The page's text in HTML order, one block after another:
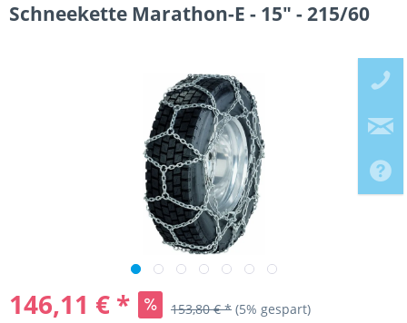
Schneekette Marathon-E - 15" - 215/60
146,11 € * 153,80 € * (5% gespart)